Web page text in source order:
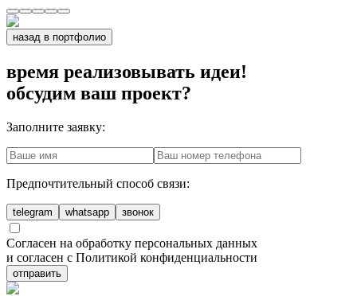
назад в портфолио
время реализовывать идеи!
обсудим ваш проект?
Заполните заявку:
Предпочтительный способ связи:
telegram whatsapp звонок
Согласен на обработку персональных данных
и согласен с Политикой конфиденциальности
отправить